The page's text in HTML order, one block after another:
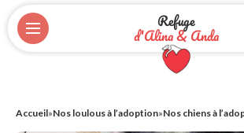
Refuge
d'Alina & Anda
Accueil»Nos loulous à l’adoption»Nos chiens à